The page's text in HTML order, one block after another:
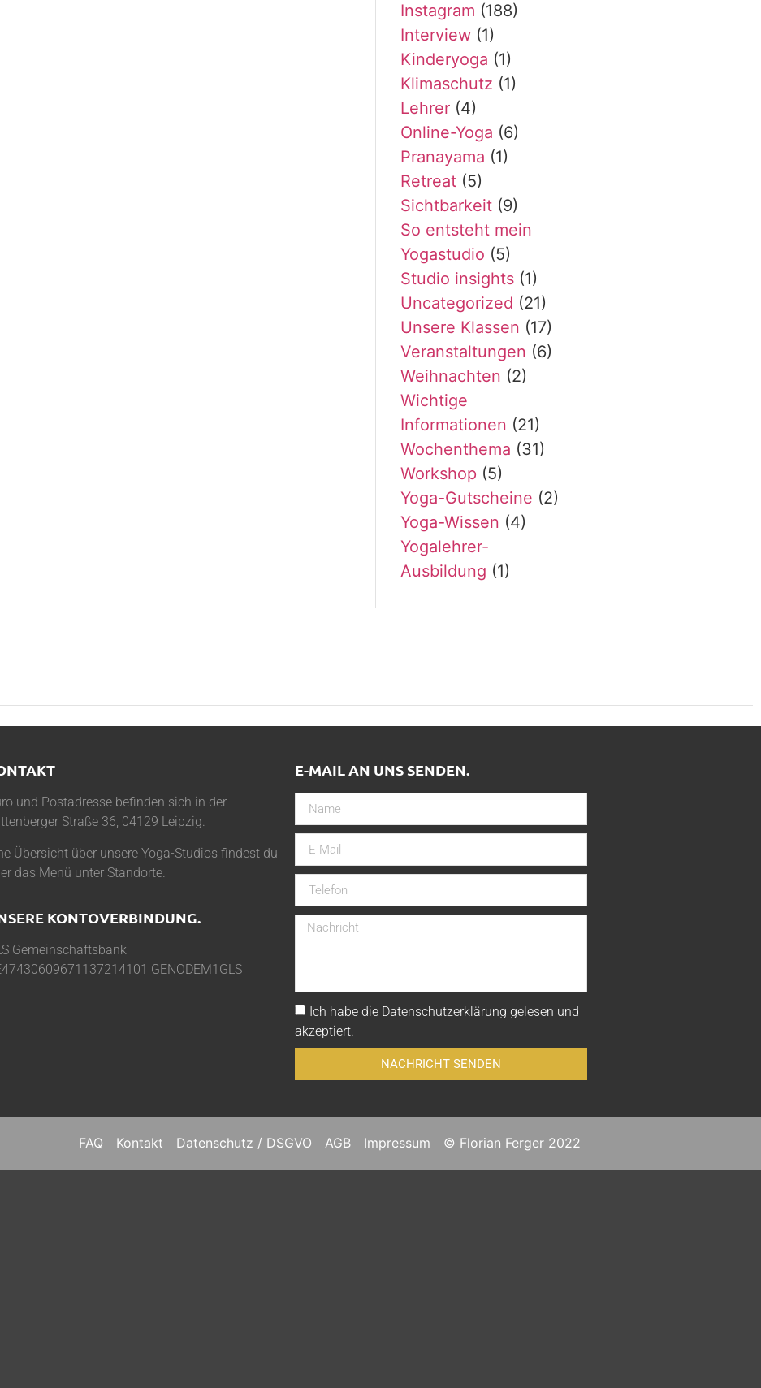
Instagram (188)
Interview (1)
Kinderyoga (1)
Klimaschutz (1)
Lehrer (4)
Online-Yoga (6)
Pranayama (1)
Retreat (5)
Sichtbarkeit (9)
So entsteht mein
Yogastudio (5)
Studio insights (1)
Uncategorized (21)
Unsere Klassen (17)
Veranstaltungen (6)
Weihnachten (2)
Wichtige
Informationen (21)
Wochenthema (31)
Workshop (5)
Yoga-Gutscheine (2)
Yoga-Wissen (4)
Yogalehrer-
Ausbildung (1)
und Postadresse befinden sich in der
Straße 36, 04129 Leipzig.
Übersicht über unsere Yoga-Studios findest du
das Menü unter Standorte.
KONTOVERBINDUNG.
Gemeinschaftsbank
GENODEM1GLS
E-MAIL AN UNS SENDEN.
Ich habe die Datenschutzerklärung gelesen und
akzeptiert.
NACHRICHT SENDEN
FAQ Kontakt Datenschutz / DSGVO AGB Impressum © Florian Ferger 2022